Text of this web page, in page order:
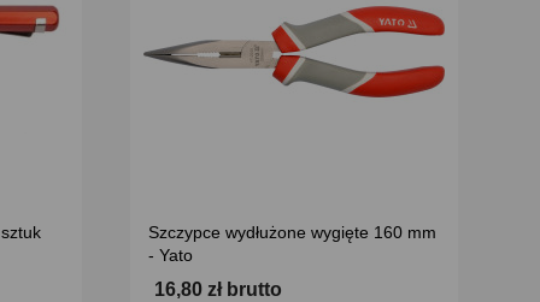
Szczypce wydłużone wygięte 160 mm
- Yato
16,80 zł brutto